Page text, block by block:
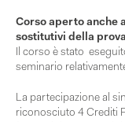
Corso aperto anche
sostitutivi della
Il corso è stato
seminario
La partecipazione al
riconosciuto 4 Crediti